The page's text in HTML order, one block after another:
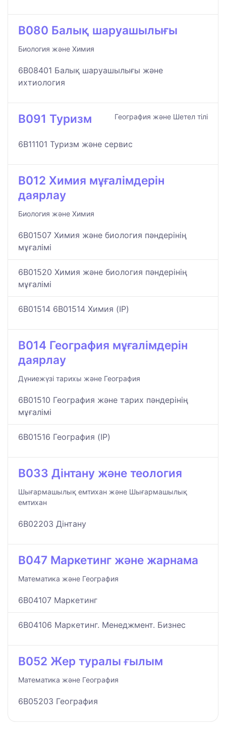
B080 Балық шаруашылығы
Биология және Химия
6B08401 Балық шаруашылығы және
ихтиология
B091 Туризм География және Шетел тілі
6B11101 Туризм және сервис
B012 Химия мұғалімдерін
даярлау
Биология және Химия
6B01507 Химия және биология пәндерінің
мұғалімі
6B01520 Химия және биология пәндерінің
мұғалімі
6B01514 6B01514 Химия (IP)
B014 География мұғалімдерін
даярлау
Дүниежүзі тарихы және География
6B01510 География және тарих пәндерінің
мұғалімі
6B01516 География (IP)
B033 Дінтану және теология
Шығармашылық емтихан және Шығармашылық
емтихан
6B02203 Дінтану
B047 Маркетинг және жарнама
Математика және География
6B04107 Маркетинг
6B04106 Маркетинг. Менеджмент. Бизнес
B052 Жер туралы ғылым
Математика және География
6B05203 География